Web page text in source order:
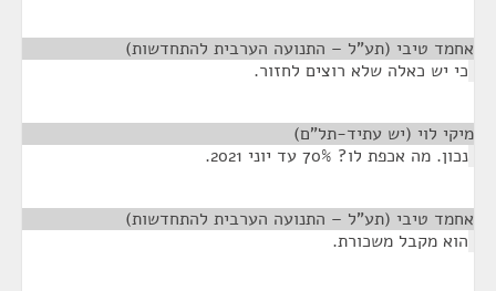
אחמד טיבי (תע"ל – התנועה הערבית להתחדשות)
כי יש כאלה שלא רוצים לחזור.
מיקי לוי (יש עתיד-תל"ם)
נכון. מה אכפת לו? 70% עד יוני 2021.
אחמד טיבי (תע"ל – התנועה הערבית להתחדשות)
הוא מקבל משכורת.